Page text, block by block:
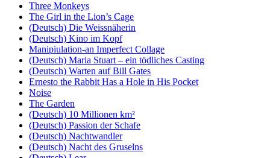
Three Monkeys
The Girl in the Lion’s Cage
(Deutsch) Die Weissnäherin
(Deutsch) Kino im Kopf
Manipiulation-an Imperfect Collage
(Deutsch) Maria Stuart – ein tödliches Casting
(Deutsch) Warten auf Bill Gates
Ernesto the Rabbit Has a Hole in His Pocket
Noise
The Garden
(Deutsch) 10 Millionen km²
(Deutsch) Passion der Schafe
(Deutsch) Nachtwandler
(Deutsch) Nacht des Gruselns